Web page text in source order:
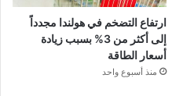
ارتفاع التضخم في هولندا مجدداً
إلى أكثر من 3% بسبب زيادة
أسعار الطاقة
منذ أسبوع واحد